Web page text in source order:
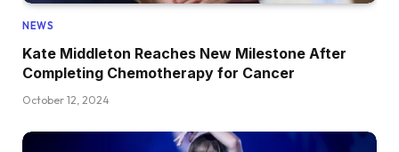
NEWS
Kate Middleton Reaches New Milestone After
Completing Chemotherapy for Cancer
October 12, 2024